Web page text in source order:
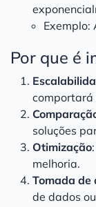
Exemplo:
Por que é
comportará
soluções
Otimização
melhoria.
Tomada de
de dados